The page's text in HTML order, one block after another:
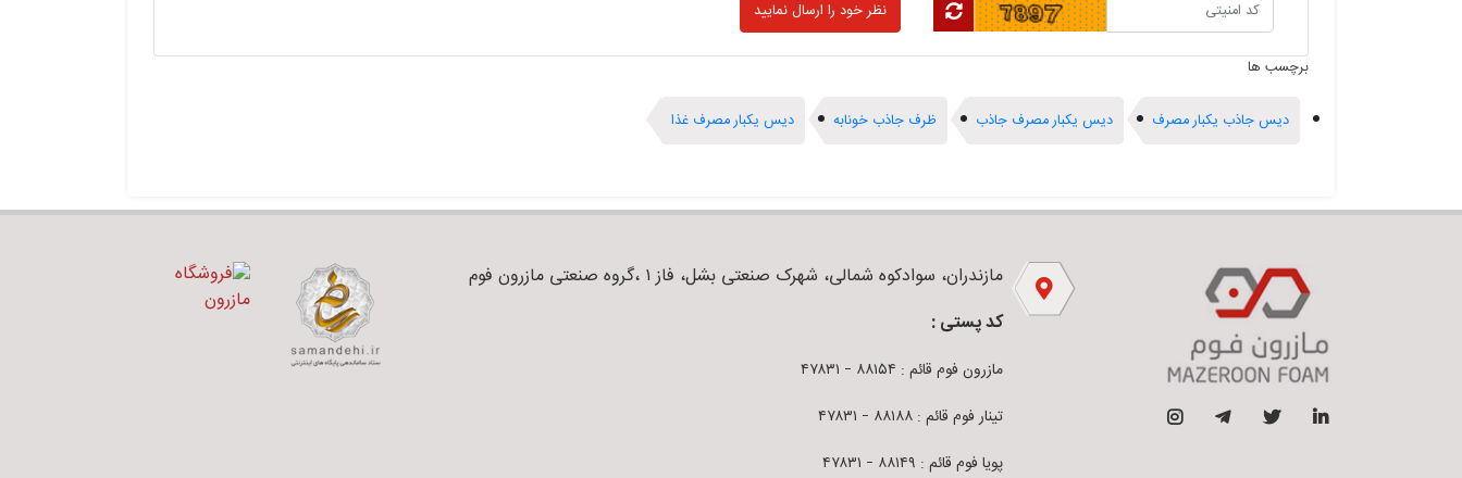
برچسب ها
دیس جاذب یکبار مصرف دیس یکبار مصرف جاذب ظرف جاذب خونابه دیس یکبار مصرف غذا
مازندران، سوادکوه شمالی، شهرک صنعتی بشل، فاز ۱ ،گروه صنعتی مازرون فوم
کد پستی :
مازرون فوم قائم : ۸۸۱۵۴ – ۴۷۸۳۱
تینار فوم قائم : ۸۸۱۸۸ – ۴۷۸۳۱
پویا فوم قائم : ۸۸۱۴۹ – ۴۷۸۳۱